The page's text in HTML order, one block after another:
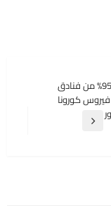
جمعية الفنادق التايلاندية: غلق 95% من فنادق
فيروس كورونا